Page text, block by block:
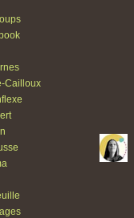
Cailloux